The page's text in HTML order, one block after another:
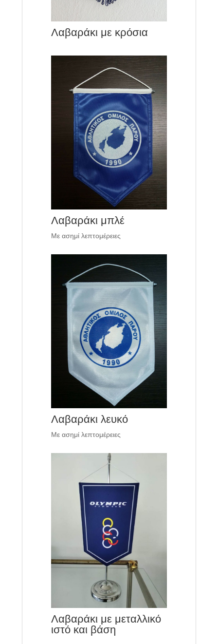
Λαβαράκι με κρόσια
Λαβαράκι μπλέ
Με ασημί λεπτομέρειες
Λαβαράκι λευκό
Με ασημί λεπτομέρειες
Λαβαράκι με μεταλλικό
ιστό και βάση